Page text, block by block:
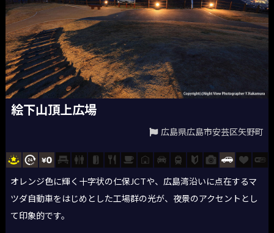
絵下山頂上広場
広島県広島市安芸区矢野町
オレンジ色に輝く十字状の仁保JCTや、広島湾沿いに点在するマ
ツダ自動車をはじめとした工場群の光が、夜景のアクセントとし
て印象的です。